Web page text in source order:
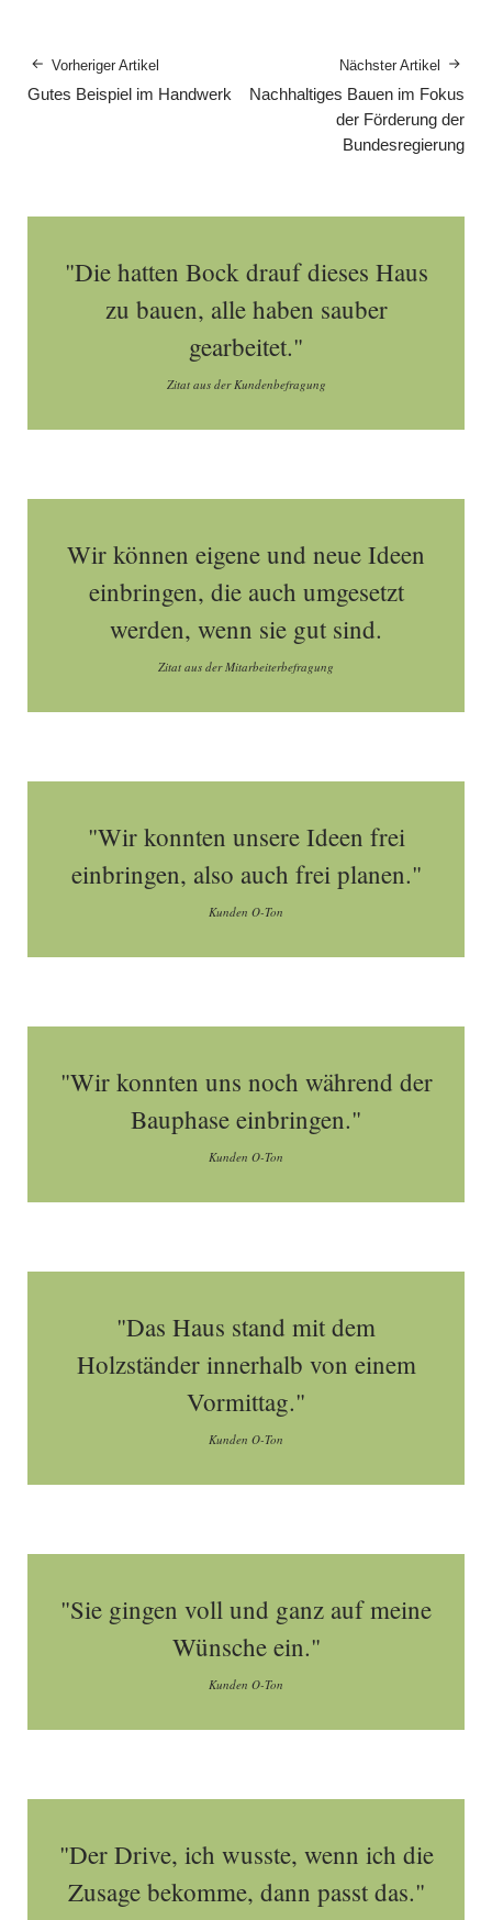
Vorheriger Artikel
Gutes Beispiel im Handwerk
Nächster Artikel
Nachhaltiges Bauen im Fokus
der Förderung der
Bundesregierung
"Die hatten Bock drauf dieses Haus
zu bauen, alle haben sauber
gearbeitet."
Zitat aus der Kundenbefragung
Wir können eigene und neue Ideen
einbringen, die auch umgesetzt
werden, wenn sie gut sind.
Zitat aus der Mitarbeiterbefragung
"Wir konnten unsere Ideen frei
einbringen, also auch frei planen."
Kunden O-Ton
"Wir konnten uns noch während der
Bauphase einbringen."
Kunden O-Ton
"Das Haus stand mit dem
Holzständer innerhalb von einem
Vormittag."
Kunden O-Ton
"Sie gingen voll und ganz auf meine
Wünsche ein."
Kunden O-Ton
"Der Drive, ich wusste, wenn ich die
Zusage bekomme, dann passt das."